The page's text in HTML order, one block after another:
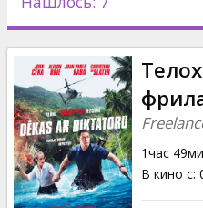
Новости
Подарки
Кинозакуски
B2B
1час
В кино с: